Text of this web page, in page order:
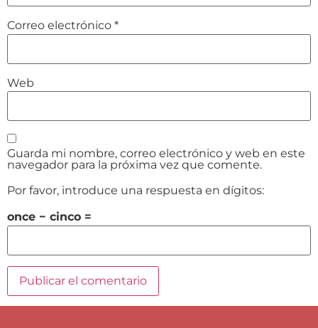
Correo electrónico *
Web
Guarda mi nombre, correo electrónico y web en este
navegador para la próxima vez que comente.
Por favor, introduce una respuesta en dígitos:
once − cinco =